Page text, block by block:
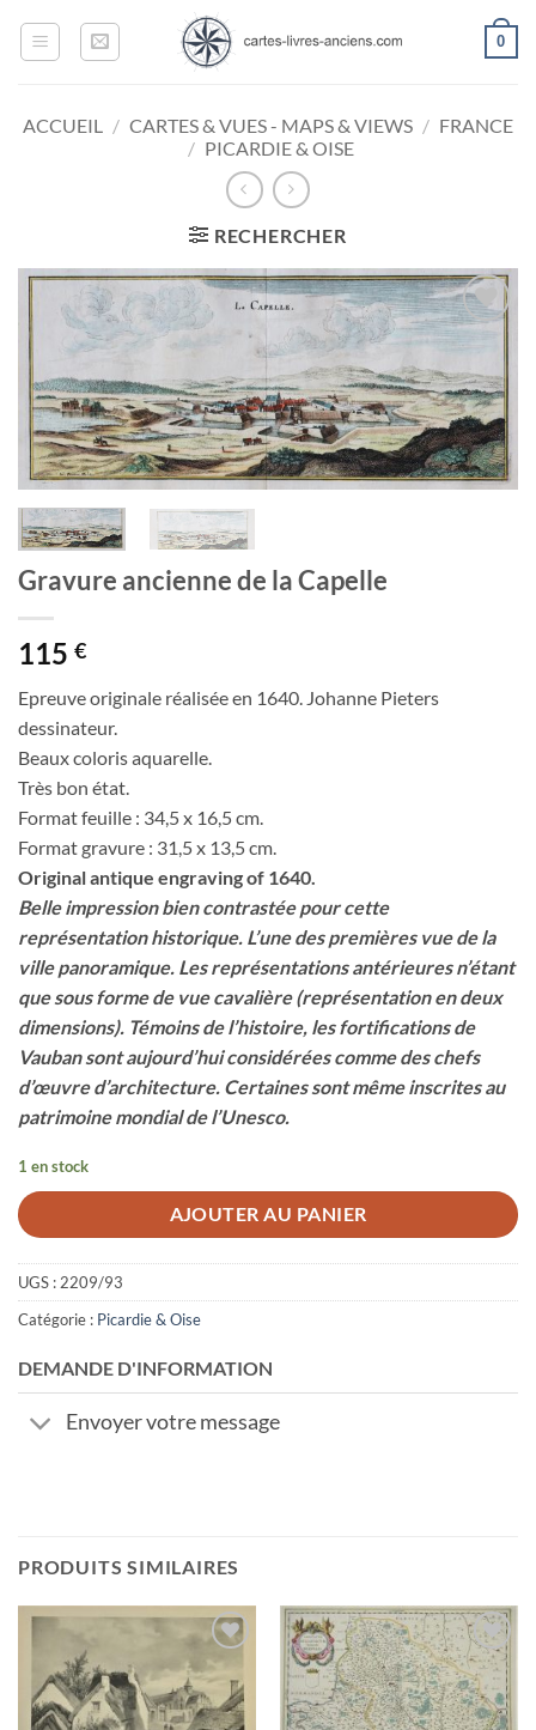
0
ACCUEIL / CARTES & VUES - MAPS & VIEWS / FRANCE
/ PICARDIE & OISE
RECHERCHER
Ajouter
wishlist
Gravure ancienne de la Capelle
115 €
Epreuve originale réalisée en 1640. Johanne Pieters
dessinateur.
Beaux coloris aquarelle.
Très bon état.
Format feuille : 34,5 x 16,5 cm.
Format gravure : 31,5 x 13,5 cm.
Original antique engraving of 1640.
Belle impression bien contrastée pour cette
représentation historique. L’une des premières vue de la
ville panoramique. Les représentations antérieures n’étant
que sous forme de vue cavalière (représentation en deux
dimensions). Témoins de l’histoire, les fortifications de
Vauban sont aujourd’hui considérées comme des chefs
d’œuvre d’architecture. Certaines sont même inscrites au
patrimoine mondial de l’Unesco.
1 en stock
AJOUTER AU PANIER
UGS : 2209/93
Catégorie : Picardie & Oise
DEMANDE D'INFORMATION
Envoyer votre message
PRODUITS SIMILAIRES
Ajouter
à la
wishlist
Ajouter
à la
wishlist